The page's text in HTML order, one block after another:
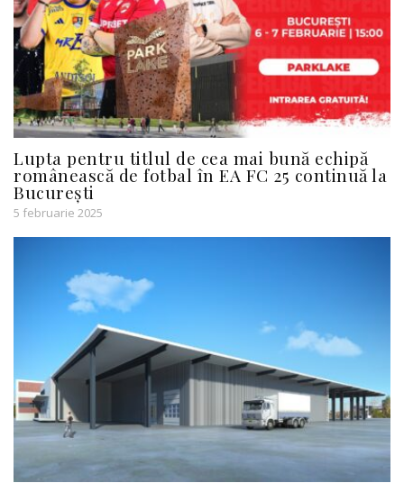
Lupta pentru titlul de cea mai bună echipă
românească de fotbal în EA FC 25 continuă la
București
5 februarie 2025